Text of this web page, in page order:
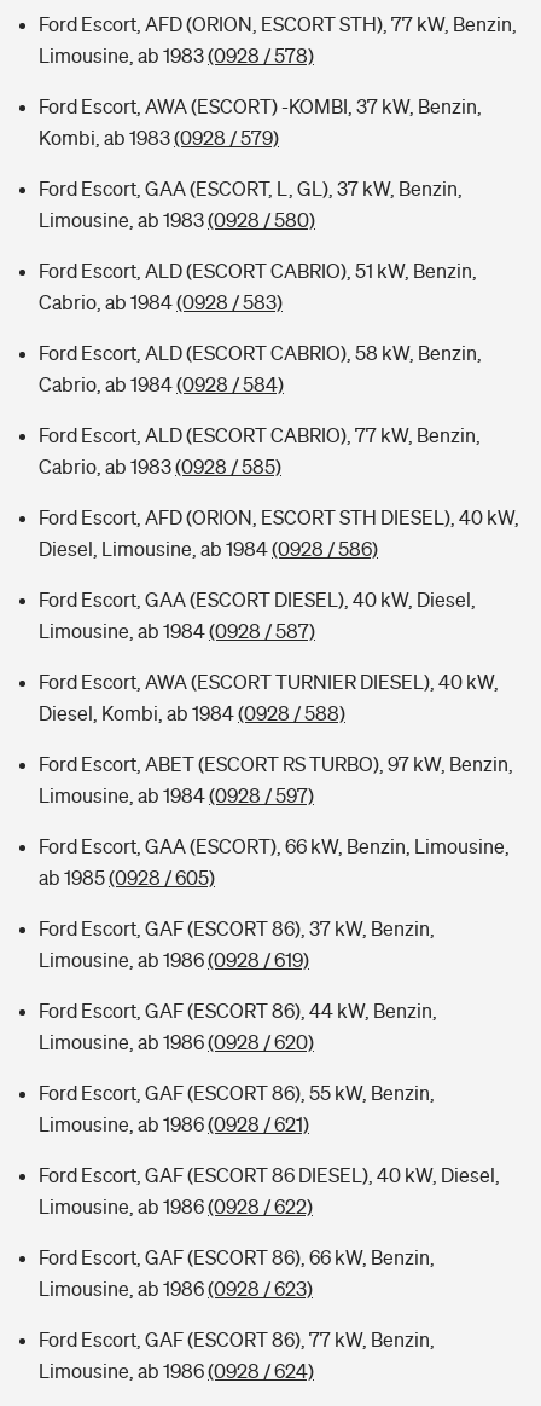
Ford Escort, AFD (ORION, ESCORT STH), 77 kW, Benzin,
Limousine, ab 1983(0928 / 578)
Ford Escort, AWA (ESCORT) -KOMBI, 37 kW, Benzin,
Kombi, ab 1983(0928 / 579)
Ford Escort, GAA (ESCORT, L, GL), 37 kW, Benzin,
Limousine, ab 1983(0928 / 580)
Ford Escort, ALD (ESCORT CABRIO), 51 kW, Benzin,
Cabrio, ab 1984(0928 / 583)
Ford Escort, ALD (ESCORT CABRIO), 58 kW, Benzin,
Cabrio, ab 1984(0928 / 584)
Ford Escort, ALD (ESCORT CABRIO), 77 kW, Benzin,
Cabrio, ab 1983(0928 / 585)
Ford Escort, AFD (ORION, ESCORT STH DIESEL), 40 kW,
Diesel, Limousine, ab 1984(0928 / 586)
Ford Escort, GAA (ESCORT DIESEL), 40 kW, Diesel,
Limousine, ab 1984(0928 / 587)
Ford Escort, AWA (ESCORT TURNIER DIESEL), 40 kW,
Diesel, Kombi, ab 1984(0928 / 588)
Ford Escort, ABET (ESCORT RS TURBO), 97 kW, Benzin,
Limousine, ab 1984(0928 / 597)
Ford Escort, GAA (ESCORT), 66 kW, Benzin, Limousine,
ab 1985(0928 / 605)
Ford Escort, GAF (ESCORT 86), 37 kW, Benzin,
Limousine, ab 1986(0928 / 619)
Ford Escort, GAF (ESCORT 86), 44 kW, Benzin,
Limousine, ab 1986(0928 / 620)
Ford Escort, GAF (ESCORT 86), 55 kW, Benzin,
Limousine, ab 1986(0928 / 621)
Ford Escort, GAF (ESCORT 86 DIESEL), 40 kW, Diesel,
Limousine, ab 1986(0928 / 622)
Ford Escort, GAF (ESCORT 86), 66 kW, Benzin,
Limousine, ab 1986(0928 / 623)
Ford Escort, GAF (ESCORT 86), 77 kW, Benzin,
Limousine, ab 1986(0928 / 624)